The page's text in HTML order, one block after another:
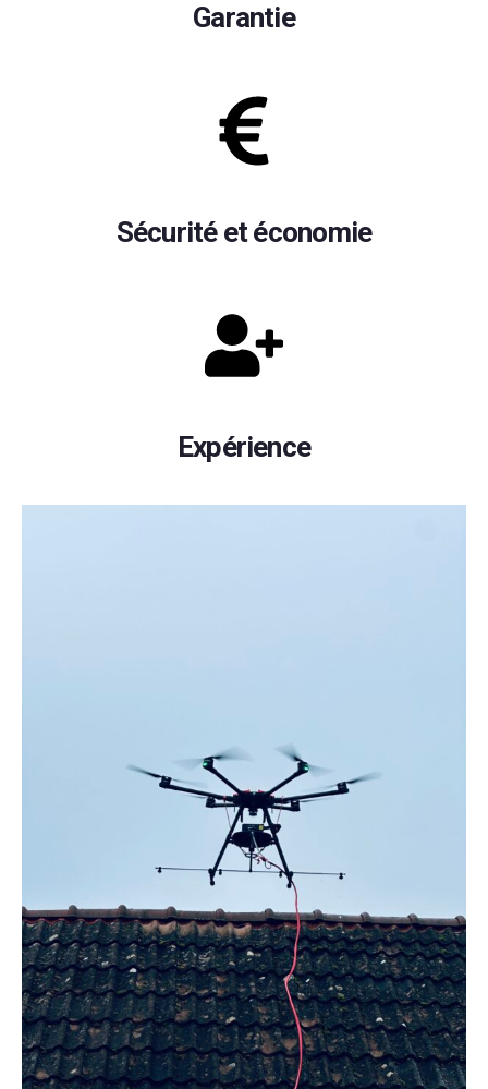
Garantie
Sécurité et économie
Expérience